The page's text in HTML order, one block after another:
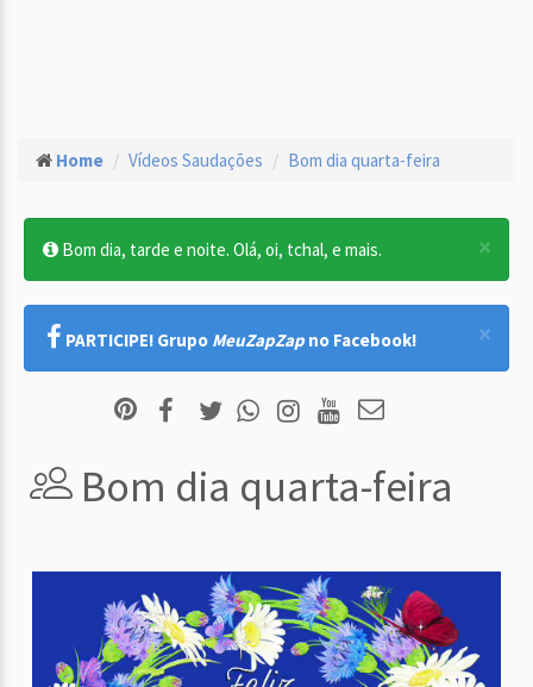
Home Vídeos Saudações Bom dia quarta-feira
×
Bom dia, tarde e noite. Olá, oi, tchal, e mais.
×
PARTICIPE! Grupo MeuZapZap no Facebook!
Bom dia quarta-feira